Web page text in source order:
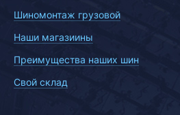
Шиномонтаж грузовой
Наши магазиины
Преимущества наших шин
Свой склад